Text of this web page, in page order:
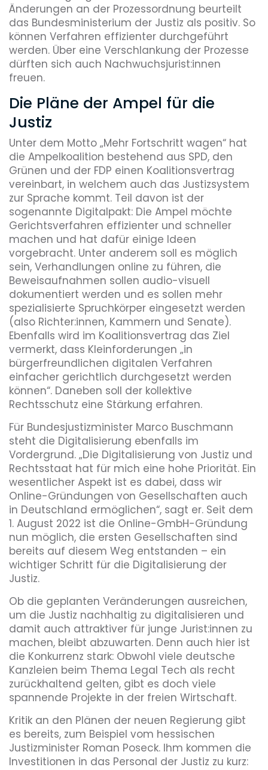
Änderungen an der Prozessordnung beurteilt
das Bundesministerium der Justiz als positiv. So
können Verfahren effizienter durchgeführt
werden. Über eine Verschlankung der Prozesse
dürften sich auch Nachwuchsjurist:innen
freuen.
Die Pläne der Ampel für die
Justiz
Unter dem Motto „Mehr Fortschritt wagen“ hat
die Ampelkoalition bestehend aus SPD, den
Grünen und der FDP einen Koalitionsvertrag
vereinbart, in welchem auch das Justizsystem
zur Sprache kommt. Teil davon ist der
sogenannte Digitalpakt: Die Ampel möchte
Gerichtsverfahren effizienter und schneller
machen und hat dafür einige Ideen
vorgebracht. Unter anderem soll es möglich
sein, Verhandlungen online zu führen, die
Beweisaufnahmen sollen audio-visuell
dokumentiert werden und es sollen mehr
spezialisierte Spruchkörper eingesetzt werden
(also Richter:innen, Kammern und Senate).
Ebenfalls wird im Koalitionsvertrag das Ziel
vermerkt, dass Kleinforderungen „in
bürgerfreundlichen digitalen Verfahren
einfacher gerichtlich durchgesetzt werden
können“. Daneben soll der kollektive
Rechtsschutz eine Stärkung erfahren.
Für Bundesjustizminister Marco Buschmann
steht die Digitalisierung ebenfalls im
Vordergrund. „Die Digitalisierung von Justiz und
Rechtsstaat hat für mich eine hohe Priorität. Ein
wesentlicher Aspekt ist es dabei, dass wir
Online-Gründungen von Gesellschaften auch
in Deutschland ermöglichen“, sagt er. Seit dem
1. August 2022 ist die Online-GmbH-Gründung
nun möglich, die ersten Gesellschaften sind
bereits auf diesem Weg entstanden – ein
wichtiger Schritt für die Digitalisierung der
Justiz.
Ob die geplanten Veränderungen ausreichen,
um die Justiz nachhaltig zu digitalisieren und
damit auch attraktiver für junge Jurist:innen zu
machen, bleibt abzuwarten. Denn auch hier ist
die Konkurrenz stark: Obwohl viele deutsche
Kanzleien beim Thema Legal Tech als recht
zurückhaltend gelten, gibt es doch viele
spannende Projekte in der freien Wirtschaft.
Kritik an den Plänen der neuen Regierung gibt
es bereits, zum Beispiel vom hessischen
Justizminister Roman Poseck. Ihm kommen die
Investitionen in das Personal der Justiz zu kurz: